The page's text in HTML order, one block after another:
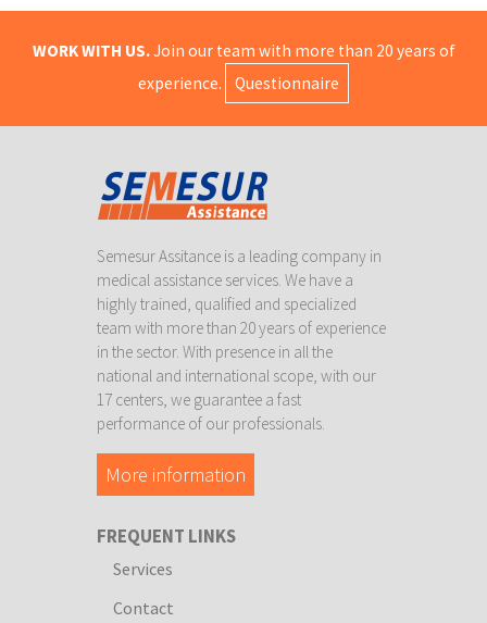
WORK WITH US.Join our team with more than 20 years of
experience.
Questionnaire
Semesur Assitance is a leading company in
medical assistance services. We have a
highly trained, qualified and specialized
team with more than 20 years of experience
in the sector. With presence in all the
national and international scope, with our
17 centers, we guarantee a fast
performance of our professionals.
More information
FREQUENT LINKS
Services
Contact